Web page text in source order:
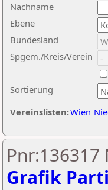
Nachname
Ebene
Sortierung
Bundesland
Spgem./Kreis/Verein
Vereinslisten:Wien
Grafik